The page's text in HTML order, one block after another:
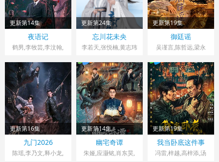
李蒲赫,徐章
更新第14集
中国大陆> 大陆剧
2026 导演：刘瀚洋
夜语记
鹤男,李牧芸,李汶翰,
驰,孙思凡
更新第24集
中国大陆> 大陆剧
2026
忘川花未央
李若天,张悦楠,黄志玮
更新第19集
中国大陆> 大陆剧
2026 导演：张雁杰
御廷谣
吴谨言,陈哲远,梁永
超,盛一伦,吴岱融,黄
祖鑫,宋麒
更新第16集
中国大陆> 大陆剧
2026 导演：柏杉
九门2026
陈瑶,李乃文,释小龙,
更新第14集
中国大陆> 大陆剧
2026 导演：纪易达
幽宅奇谭
朱娅,应灏铭,肖东昊,
更新第19集
中国大陆> 大陆剧
2026 导演：任江涛
我当卧底这件事
冯雷,梓越,高梓添,汤